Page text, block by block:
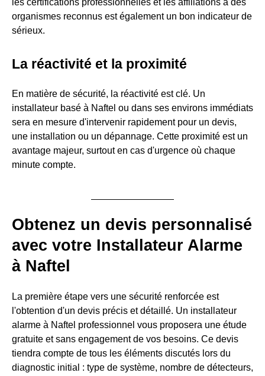
les certifications professionnelles et les affiliations à des
organismes reconnus est également un bon indicateur de
sérieux.
La réactivité et la proximité
En matière de sécurité, la réactivité est clé. Un
installateur basé à Naftel ou dans ses environs immédiats
sera en mesure d'intervenir rapidement pour un devis,
une installation ou un dépannage. Cette proximité est un
avantage majeur, surtout en cas d'urgence où chaque
minute compte.
Obtenez un devis personnalisé
avec votre Installateur Alarme
à Naftel
La première étape vers une sécurité renforcée est
l'obtention d'un devis précis et détaillé. Un installateur
alarme à Naftel professionnel vous proposera une étude
gratuite et sans engagement de vos besoins. Ce devis
tiendra compte de tous les éléments discutés lors du
diagnostic initial : type de système, nombre de détecteurs,